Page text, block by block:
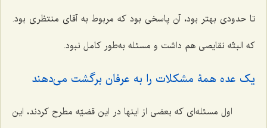
تا حدودی بهتر بود، آن پاسخی بود که مربوط به آقای منتظری بود.
که البتّه نقایصی هم داشت و مسئله به‌طور کامل نبود.
یک عده همۀ مشکلات را به عرفان برگشت می‌دهند
اول مسئله‌ای که بعضی از اینها در این قضیّه مطرح کردند، این